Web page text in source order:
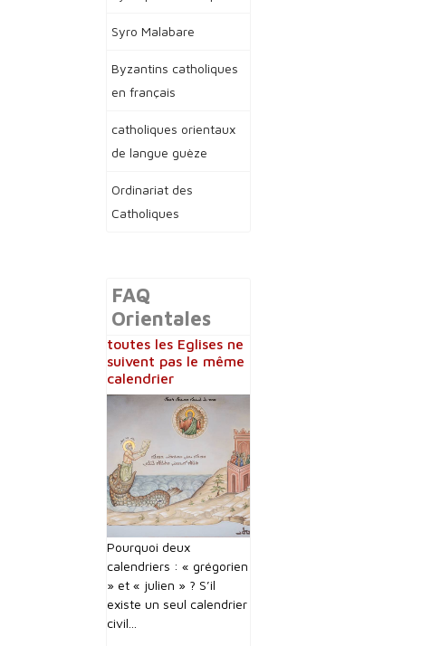
Syro Malabare
Byzantins catholiques
en français
catholiques orientaux
de langue guèze
Ordinariat des
Catholiques
FAQ
Orientales
toutes les Eglises ne
suivent pas le même
calendrier
Pourquoi deux
calendriers : « grégorien
» et « julien » ? S’il
existe un seul calendrier
civil...